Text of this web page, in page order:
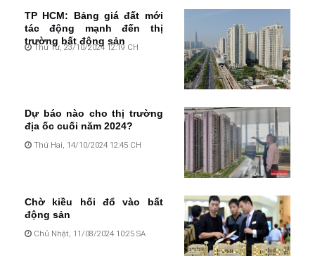
TP HCM: Bảng giá đất mới
tác động mạnh đến thị
trường bất động sản
Thứ Tư, 23/10/2024 12:19 CH
Dự báo nào cho thị trường
địa ốc cuối năm 2024?
Thứ Hai, 14/10/2024 12:45 CH
Chờ kiều hối đổ vào bất
động sản
Chủ Nhật, 11/08/2024 10:25 SA